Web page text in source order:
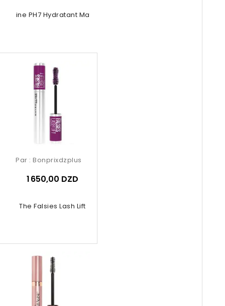
PH7 Hydratant Matifiant -...
The Falsies Lash Lift
Par : Bonprixdzplus
1 650,00 DZD